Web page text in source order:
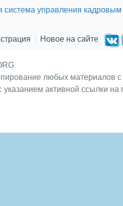
управления кадровым
Новое на сайте
любых материалов
указанием активной ссылки на